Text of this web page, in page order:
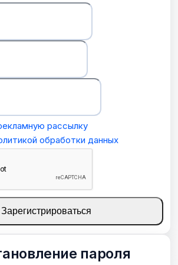
рассылку
обработки данных
Зарегистрироваться
пароля